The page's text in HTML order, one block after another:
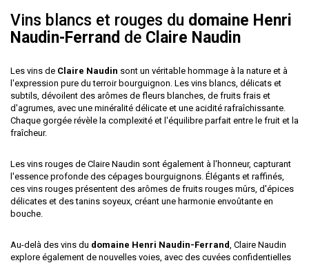
Vins blancs et rouges du domaine Henri
Naudin-Ferrand de Claire Naudin
Les vins de Claire Naudin sont un véritable hommage à la nature et à
l'expression pure du terroir bourguignon. Les vins blancs, délicats et
subtils, dévoilent des arômes de fleurs blanches, de fruits frais et
d'agrumes, avec une minéralité délicate et une acidité rafraîchissante.
Chaque gorgée révèle la complexité et l'équilibre parfait entre le fruit et la
fraîcheur.
Les vins rouges de Claire Naudin sont également à l'honneur, capturant
l'essence profonde des cépages bourguignons. Élégants et raffinés,
ces vins rouges présentent des arômes de fruits rouges mûrs, d'épices
délicates et des tanins soyeux, créant une harmonie envoûtante en
bouche.
Au-delà des vins du domaine Henri Naudin-Ferrand , Claire Naudin
explore également de nouvelles voies, avec des cuvées confidentielles